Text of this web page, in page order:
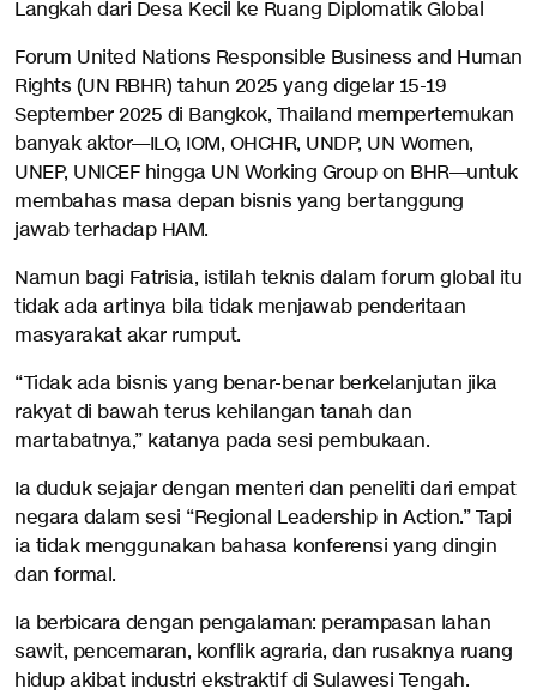
Langkah dari Desa Kecil ke Ruang Diplomatik Global
Forum United Nations Responsible Business and Human
Rights (UN RBHR) tahun 2025 yang digelar 15-19
September 2025 di Bangkok, Thailand mempertemukan
banyak aktor—ILO, IOM, OHCHR, UNDP, UN Women,
UNEP, UNICEF hingga UN Working Group on BHR—untuk
membahas masa depan bisnis yang bertanggung
jawab terhadap HAM.
Namun bagi Fatrisia, istilah teknis dalam forum global itu
tidak ada artinya bila tidak menjawab penderitaan
masyarakat akar rumput.
“Tidak ada bisnis yang benar-benar berkelanjutan jika
rakyat di bawah terus kehilangan tanah dan
martabatnya,” katanya pada sesi pembukaan.
Ia duduk sejajar dengan menteri dan peneliti dari empat
negara dalam sesi “Regional Leadership in Action.” Tapi
ia tidak menggunakan bahasa konferensi yang dingin
dan formal.
Ia berbicara dengan pengalaman: perampasan lahan
sawit, pencemaran, konflik agraria, dan rusaknya ruang
hidup akibat industri ekstraktif di Sulawesi Tengah.